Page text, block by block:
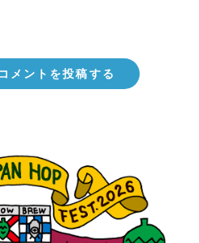
メントを投稿する